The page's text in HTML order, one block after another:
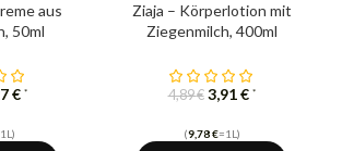
aus
50ml
€ *
Ziaja – Körperlotion mit
Ziegenmilch, 400ml
4,89€ 3,91€ *
(9,78€=1L)